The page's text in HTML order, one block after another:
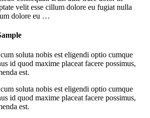
velit esse cillum dolore eu fugiat nulla
dolore eu …
soluta nobis est eligendi optio cumque
id quod maxime placeat facere possimus,
est.
soluta nobis est eligendi optio cumque
id quod maxime placeat facere possimus,
est.